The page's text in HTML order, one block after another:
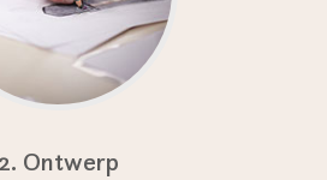
2. Ontwerp